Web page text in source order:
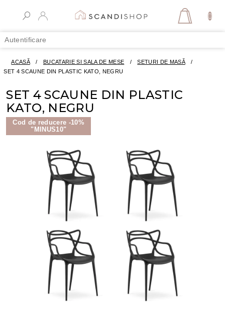
conținut
Autentificare
COŞ
ACASĂ / BUCATARIE SI SALA DE MESE / SETURI DE MASĂ
/
SET 4 SCAUNE DIN PLASTIC KATO, NEGRU
SET 4 SCAUNE DIN PLASTIC
KATO, NEGRU
Cod de reducere -10%
"MINUS10"